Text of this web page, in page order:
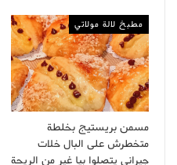
مطبخ لالة مولاتي
مسمن بريستيج بخلطة
متخطرش على البال خلات
جيراني يتصلوا بيا غير من الريحة